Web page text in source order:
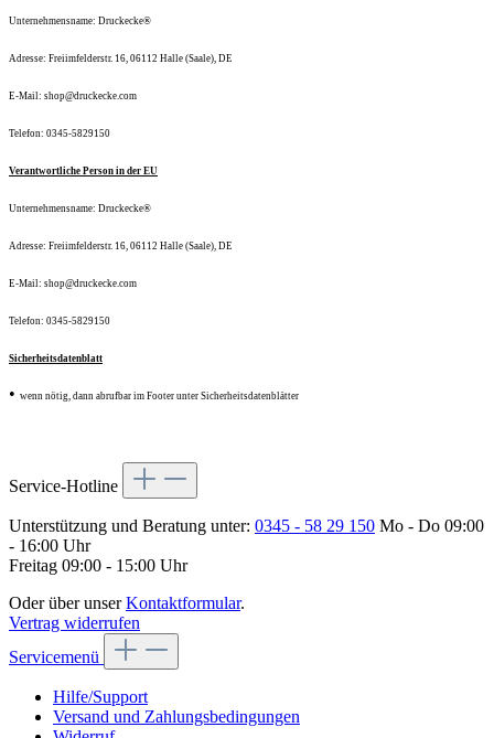
Unternehmensname: Druckecke®
Adresse: Freiimfelderstr. 16, 06112 Halle (Saale), DE
E-Mail: shop@druckecke.com
Telefon: 0345-5829150
Verantwortliche Person in der EU
Unternehmensname: Druckecke®
Adresse: Freiimfelderstr. 16, 06112 Halle (Saale), DE
E-Mail: shop@druckecke.com
Telefon: 0345-5829150
Sicherheitsdatenblatt
• wenn nötig, dann abrufbar im Footer unter Sicherheitsdatenblätter
Service-Hotline
Unterstützung und Beratung unter: 0345 - 58 29 150 Mo - Do 09:00
- 16:00 Uhr
Freitag 09:00 - 15:00 Uhr
Oder über unserKontaktformular.
Vertrag widerrufen
Servicemenü
Hilfe/Support
Versand und Zahlungsbedingungen